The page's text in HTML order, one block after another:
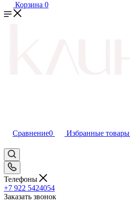
Корзина 0
Сравнение0 Избранные товары
Телефоны
+7 922 5424054
Заказать звонок